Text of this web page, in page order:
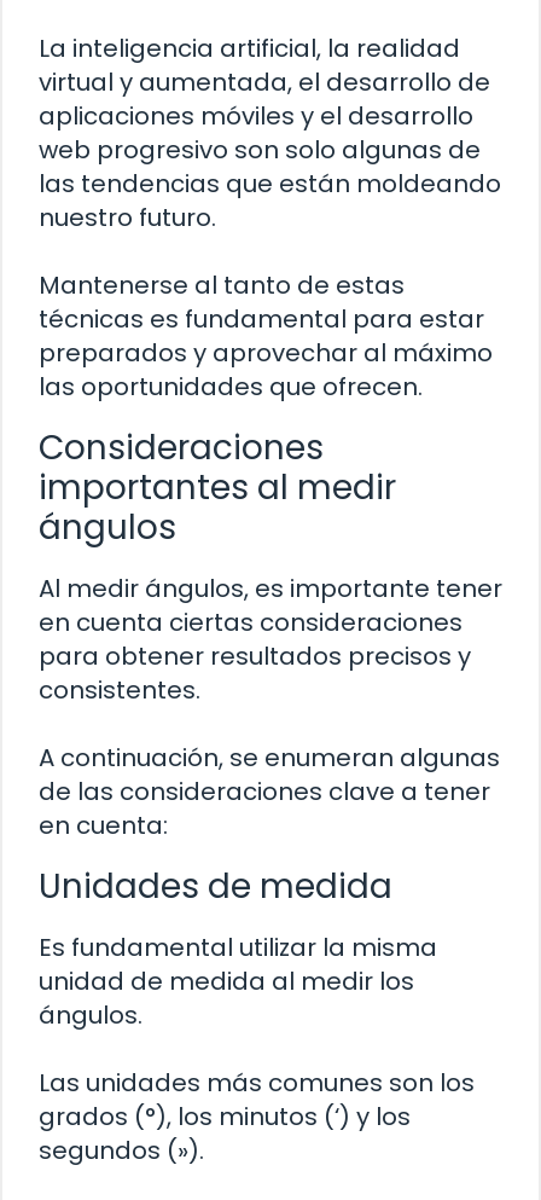
La inteligencia artificial, la realidad
virtual y aumentada, el desarrollo de
aplicaciones móviles y el desarrollo
web progresivo son solo algunas de
las tendencias que están moldeando
nuestro futuro.
Mantenerse al tanto de estas
técnicas es fundamental para estar
preparados y aprovechar al máximo
las oportunidades que ofrecen.
Consideraciones
importantes al medir
ángulos
Al medir ángulos, es importante tener
en cuenta ciertas consideraciones
para obtener resultados precisos y
consistentes.
A continuación, se enumeran algunas
de las consideraciones clave a tener
en cuenta:
Unidades de medida
Es fundamental utilizar la misma
unidad de medida al medir los
ángulos.
Las unidades más comunes son los
grados (°), los minutos (‘) y los
segundos (»).